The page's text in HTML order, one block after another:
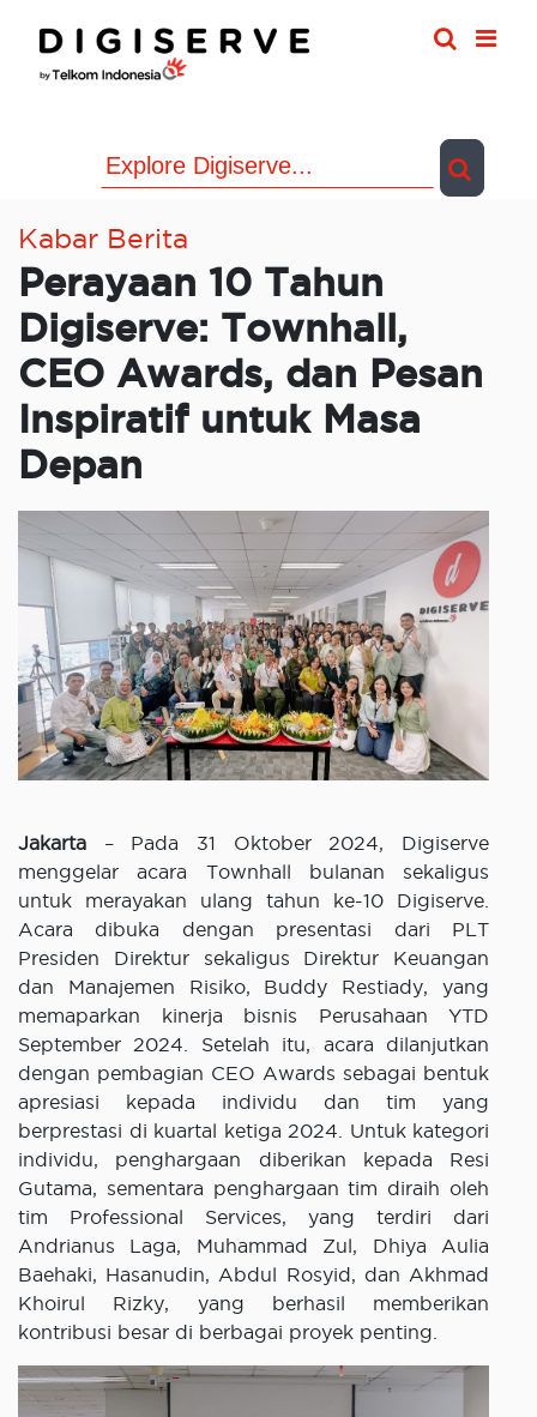
content
Kabar Berita
Perayaan 10 Tahun
Digiserve: Townhall,
CEO Awards, dan Pesan
Inspiratif untuk Masa
Depan
Jakarta – Pada 31 Oktober 2024, Digiserve
menggelar acara Townhall bulanan sekaligus
untuk merayakan ulang tahun ke-10 Digiserve.
Acara dibuka dengan presentasi dari PLT
Presiden Direktur sekaligus Direktur Keuangan
dan Manajemen Risiko, Buddy Restiady, yang
memaparkan kinerja bisnis Perusahaan YTD
September 2024. Setelah itu, acara dilanjutkan
dengan pembagian CEO Awards sebagai bentuk
apresiasi kepada individu dan tim yang
berprestasi di kuartal ketiga 2024. Untuk kategori
individu, penghargaan diberikan kepada Resi
Gutama, sementara penghargaan tim diraih oleh
tim Professional Services, yang terdiri dari
Andrianus Laga, Muhammad Zul, Dhiya Aulia
Baehaki, Hasanudin, Abdul Rosyid, dan Akhmad
Khoirul Rizky, yang berhasil memberikan
kontribusi besar di berbagai proyek penting.